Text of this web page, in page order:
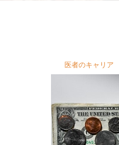
医者のキャリア